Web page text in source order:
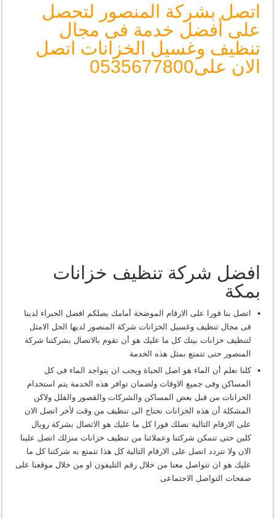
اتصل بشركة المنصور لتحصل
على أفضل خدمة فى مجال
تنظيف وغسيل الخزانات اتصل
الان على0535677800
افضل شركة تنظيف خزانات
بمكة
اتصل بنا فورا على الارقام الموضحة أمامك يصلكم افضل الخبراء لدينا
فى مجال تنظيف وغسيل الخزانات شركة المنصور لديها الحل الامثل
لتنظيف خزانات بيتك كل ما عليك هو أن تقوم بالاتصال بشركتنا شركة
المنصور حتى تتمتع بمثل هذه الخدمة
كلنا نعلم أن الماء هو اصل الحياة ويجب ان يتواجد الماء فى كل
المساكن وفى جميع الاوقات ولضمان توافر هذه الخدمة يتم استخدام
الخزانات من قبل بعض المساكن والشركات والقصور والفلل ولاكن
المشكلة أن هذه الخزانات تحتاج الى تنظيف من وقت لأخر اتصل الان
على الارقام التالية نصلك فورا كل ما عليك هو الاتصال بشركة رويال
كلين حتى تتمكن شركتنا وعملائنا من تنظيف خزانات منزلك اتصل علينا
الان ولا تتردد اتصل على الارقام التالية كل هذا تتمتع به شركتنا كل ما
عليك هو ان تتواصل معنا من خلال رقم التليفون او من خلال موقعنا على
صفحات التواصل الاجتماعى